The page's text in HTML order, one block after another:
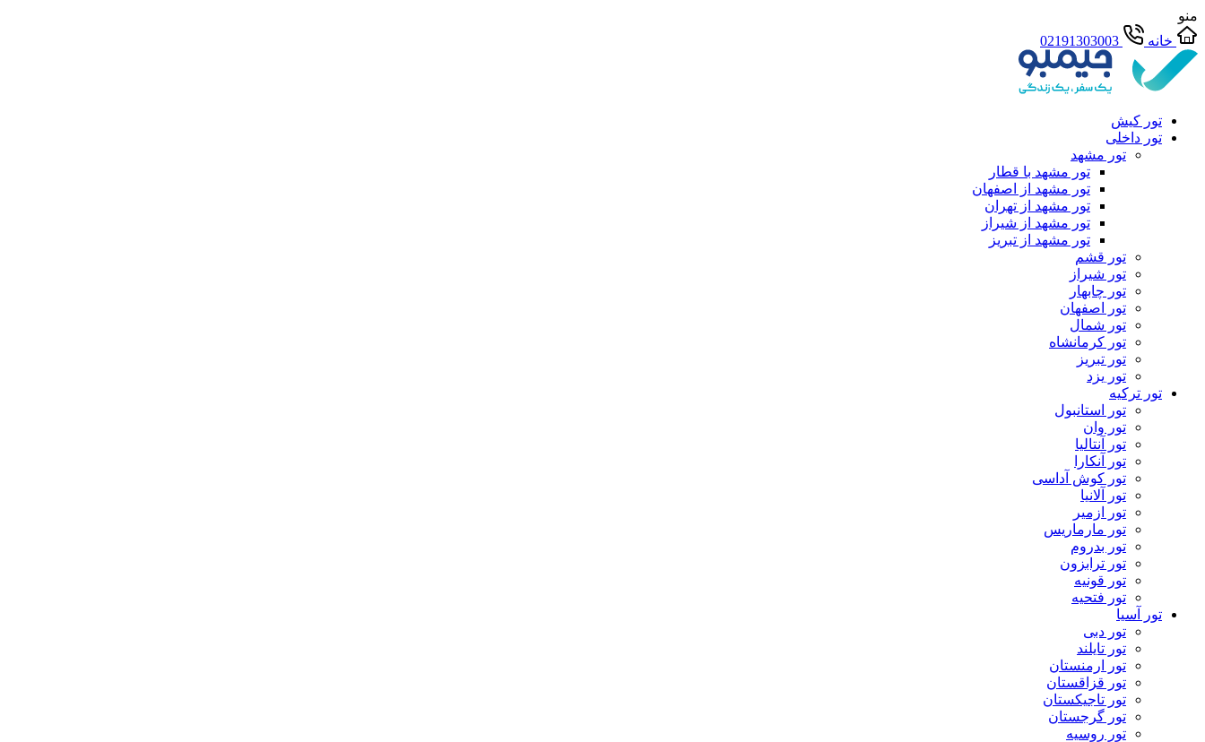
منو
خانه
02191303003
تور کیش
تور داخلی
تور مشهد
تور مشهد با قطار
تور مشهد از اصفهان
تور مشهد از تهران
تور مشهد از شیراز
تور مشهد از تبریز
تور قشم
تور شیراز
تور چابهار
تور اصفهان
تور شمال
تور کرمانشاه
تور تبریز
تور یزد
تور ترکیه
تور استانبول
تور وان
تور آنتالیا
تور آنکارا
تور کوش آداسی
تور آلانیا
تور ازمیر
تور مارماریس
تور بدروم
تور ترابزون
تور قونیه
تور فتحیه
تور آسیا
تور دبی
تور تایلند
تور ارمنستان
تور قزاقستان
تور تاجیکستان
تور گرجستان
تور روسیه